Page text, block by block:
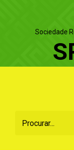
Sociedade